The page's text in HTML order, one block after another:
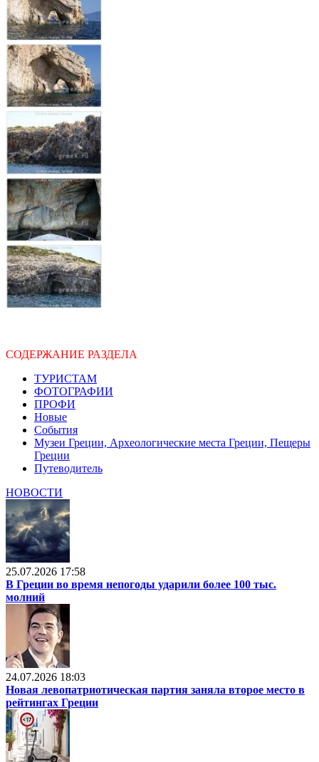
СОДЕРЖАНИЕ РАЗДЕЛА
ТУРИСТАМ
ФОТОГРАФИИ
ПРОФИ
Новые
События
Музеи Греции, Археологические места Греции, Пещеры
Греции
Путеводитель
НОВОСТИ
25.07.2026 17:58
В Греции во время непогоды ударили более 100 тыс.
молний
24.07.2026 18:03
Новая левопатриотическая партия заняла второе место в
рейтингах Греции